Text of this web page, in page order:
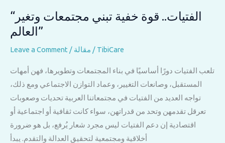
“الفتيات.. قوة خفية تبني مجتمعات وتغير
العالم”
Leave a Comment / مقالة / TibiCare
تلعب الفتيات دورًا أساسيًا في بناء المجتمعات وتطويرها، فهن أمهات
المستقبل، وصانعات التغيير، وعماد التوازن الاجتماعي ومع ذلك،
تواجه العديد من الفتيات في مجتمعاتنا العربية تحديات وصعوبات
تعرقل تقدمهن وتحد من قدراتهن، سواء كانت ثقافية أو اجتماعية أو
اقتصادية إن دعم الفتيات ليس مجرد شعار يُرفع، بل هو ضرورة
أخلاقية ومجتمعية لتحقيق العدالة والتقدم. يبدأ